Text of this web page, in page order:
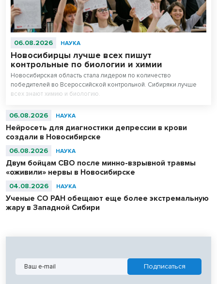
06.08.2026 НАУКА
Новосибирцы лучше всех пишут
контрольные по биологии и химии
Новосибирская область стала лидером по количество
победителей во Всероссийской контрольной. Сибиряки лучше
всех знают химию и биологию.
06.08.2026 НАУКА
Нейросеть для диагностики депрессии в крови
создали в Новосибирске
06.08.2026 НАУКА
Двум бойцам СВО после минно-взрывной травмы
«оживили» нервы в Новосибирске
04.08.2026 НАУКА
Ученые СО РАН обещают еще более экстремальную
жару в Западной Сибири